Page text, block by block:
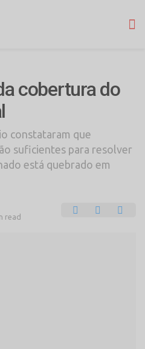
cobertura do
constataram que
suficientes para resolver
está quebrado em
read